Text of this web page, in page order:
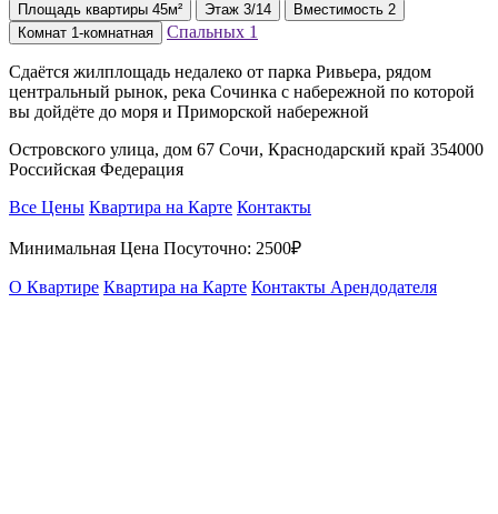
Площадь квартиры 45м² Этаж 3/14 Вместимость 2
Комнат 1-комнатная Спальных 1
Сдаётся жилплощадь недалеко от парка Ривьера, рядом
центральный рынок, река Сочинка с набережной по которой
вы дойдёте до моря и Приморской набережной
Островского улица, дом 67 Сочи, Краснодарский край 354000
Российская Федерация
Все Цены Квартира на Карте Контакты
Минимальная Цена Посуточно: 2500₽
О Квартире Квартира на Карте Контакты Арендодателя